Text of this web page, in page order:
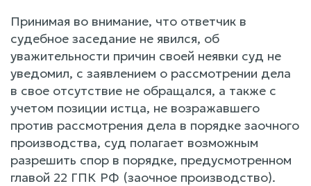
Принимая во внимание, что ответчик в
судебное заседание не явился, об
уважительности причин своей неявки суд не
уведомил, с заявлением о рассмотрении дела
в свое отсутствие не обращался, а также с
учетом позиции истца, не возражавшего
против рассмотрения дела в порядке заочного
производства, суд полагает возможным
разрешить спор в порядке, предусмотренном
главой 22 ГПК РФ (заочное производство).